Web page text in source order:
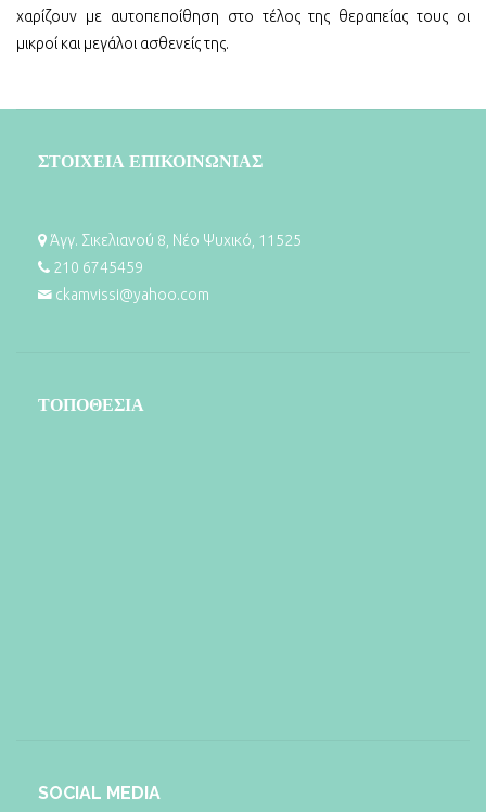
χαρίζουν με αυτοπεποίθηση στο τέλος της θεραπείας τους οι
μικροί και μεγάλοι ασθενείς της.
ΣΤΟΙΧΕΙΑ ΕΠΙΚΟΙΝΩΝΙΑΣ
Άγγ. Σικελιανού 8, Νέο Ψυχικό, 11525
210 6745459
ckamvissi@yahoo.com
ΤΟΠΟΘΕΣΙΑ
SOCIAL MEDIA